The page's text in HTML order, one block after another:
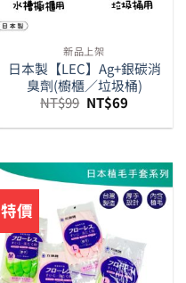
新品上架
日本製【LEC】Ag+銀碳消
臭劑(櫥櫃／垃圾桶)
NT$99 原
始
價
NT$69目
價
特價